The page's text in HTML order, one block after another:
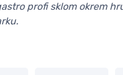
profi sklom okrem